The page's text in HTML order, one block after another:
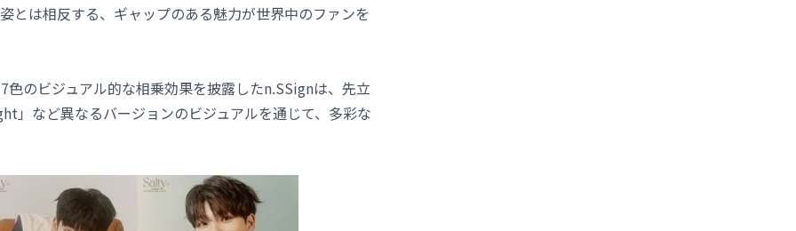
とは相反する、ギャップのある魅力が世界中のファンを
のビジュアル的な相乗効果を披露したn.SSignは、先立
など異なるバージョンのビジュアルを通じて、多彩な